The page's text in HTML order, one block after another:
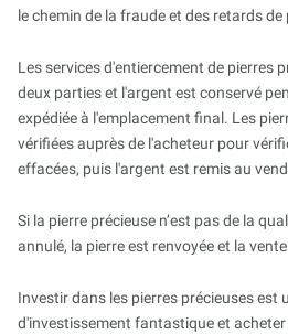
le chemin de la fraude et des retards
Les services d'entiercement de pierres
deux parties et l'argent est conservé
expédiée à l'emplacement final. Les
vérifiées auprès de l'acheteur pour
effacées, puis l'argent est remis au
Si la pierre précieuse n’est pas de la
annulé, la pierre est renvoyée et la
Investir dans les pierres précieuses est
d'investissement fantastique et